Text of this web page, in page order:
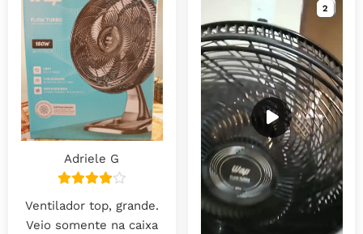
Adriele G
Ventilador top, grande.
Veio somente na caixa
2
2